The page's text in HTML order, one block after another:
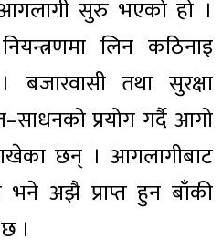
सुरु भएको हो ।
लिन कठिनाइ
तथा सुरक्षा
प्रयोग गर्दै आगो
छन् । आगलागीबाट
भने अझै प्राप्त हुन बाँकी
।